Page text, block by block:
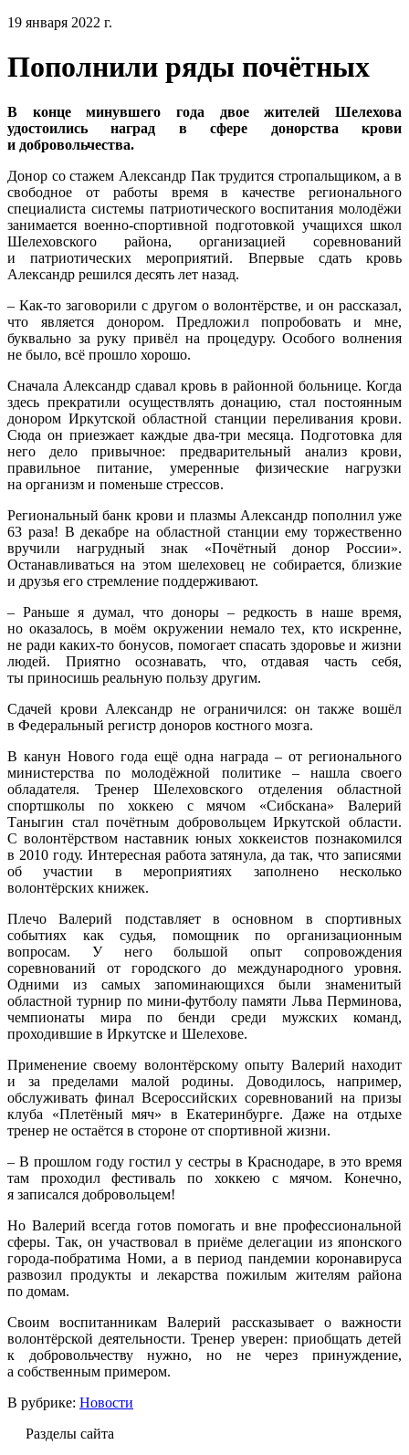
19 января 2022 г.
Пополнили ряды почётных
В конце минувшего года двое жителей Шелехова
удостоились наград в сфере донорства крови
и добровольчества.
Донор со стажем Александр Пак трудится стропальщиком, а в
свободное от работы время в качестве регионального
специалиста системы патриотического воспитания молодёжи
занимается военно-спортивной подготовкой учащихся школ
Шелеховского района, организацией соревнований
и патриотических мероприятий. Впервые сдать кровь
Александр решился десять лет назад.
– Как-то заговорили с другом о волонтёрстве, и он рассказал,
что является донором. Предложил попробовать и мне,
буквально за руку привёл на процедуру. Особого волнения
не было, всё прошло хорошо.
Сначала Александр сдавал кровь в районной больнице. Когда
здесь прекратили осуществлять донацию, стал постоянным
донором Иркутской областной станции переливания крови.
Сюда он приезжает каждые два-три месяца. Подготовка для
него дело привычное: предварительный анализ крови,
правильное питание, умеренные физические нагрузки
на организм и поменьше стрессов.
Региональный банк крови и плазмы Александр пополнил уже
63 раза! В декабре на областной станции ему торжественно
вручили нагрудный знак «Почётный донор России».
Останавливаться на этом шелеховец не собирается, близкие
и друзья его стремление поддерживают.
– Раньше я думал, что доноры – редкость в наше время,
но оказалось, в моём окружении немало тех, кто искренне,
не ради каких-то бонусов, помогает спасать здоровье и жизни
людей. Приятно осознавать, что, отдавая часть себя,
ты приносишь реальную пользу другим.
Сдачей крови Александр не ограничился: он также вошёл
в Федеральный регистр доноров костного мозга.
В канун Нового года ещё одна награда – от регионального
министерства по молодёжной политике – нашла своего
обладателя. Тренер Шелеховского отделения областной
спортшколы по хоккею с мячом «Сибскана» Валерий
Таныгин стал почётным добровольцем Иркутской области.
С волонтёрством наставник юных хоккеистов познакомился
в 2010 году. Интересная работа затянула, да так, что записями
об участии в мероприятиях заполнено несколько
волонтёрских книжек.
Плечо Валерий подставляет в основном в спортивных
событиях как судья, помощник по организационным
вопросам. У него большой опыт сопровождения
соревнований от городского до международного уровня.
Одними из самых запоминающихся были знаменитый
областной турнир по мини-футболу памяти Льва Перминова,
чемпионаты мира по бенди среди мужских команд,
проходившие в Иркутске и Шелехове.
Применение своему волонтёрскому опыту Валерий находит
и за пределами малой родины. Доводилось, например,
обслуживать финал Всероссийских соревнований на призы
клуба «Плетёный мяч» в Екатеринбурге. Даже на отдыхе
тренер не остаётся в стороне от спортивной жизни.
– В прошлом году гостил у сестры в Краснодаре, в это время
там проходил фестиваль по хоккею с мячом. Конечно,
я записался добровольцем!
Но Валерий всегда готов помогать и вне профессиональной
сферы. Так, он участвовал в приёме делегации из японского
города-побратима Номи, а в период пандемии коронавируса
развозил продукты и лекарства пожилым жителям района
по домам.
Своим воспитанникам Валерий рассказывает о важности
волонтёрской деятельности. Тренер уверен: приобщать детей
к добровольчеству нужно, но не через принуждение,
а собственным примером.
В рубрике: Новости
Разделы сайта